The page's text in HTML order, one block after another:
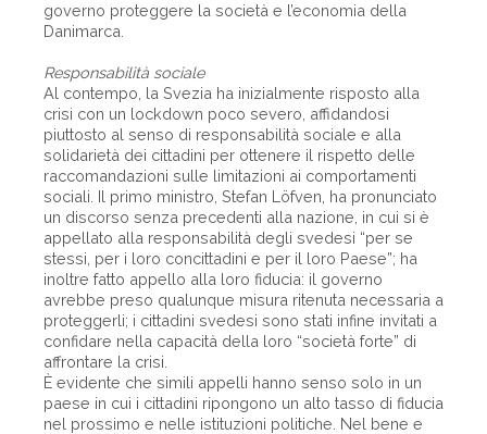
governo proteggere la società e l’economia della
Danimarca.
Responsabilità sociale
Al contempo, la Svezia ha inizialmente risposto alla
crisi con un lockdown poco severo, affidandosi
piuttosto al senso di responsabilità sociale e alla
solidarietà dei cittadini per ottenere il rispetto delle
raccomandazioni sulle limitazioni ai comportamenti
sociali. Il primo ministro, Stefan Löfven, ha pronunciato
un discorso senza precedenti alla nazione, in cui si è
appellato alla responsabilità degli svedesi “per se
stessi, per i loro concittadini e per il loro Paese”; ha
inoltre fatto appello alla loro fiducia: il governo
avrebbe preso qualunque misura ritenuta necessaria a
proteggerli; i cittadini svedesi sono stati infine invitati a
confidare nella capacità della loro “società forte” di
affrontare la crisi.
È evidente che simili appelli hanno senso solo in un
paese in cui i cittadini ripongono un alto tasso di fiducia
nel prossimo e nelle istituzioni politiche. Nel bene e